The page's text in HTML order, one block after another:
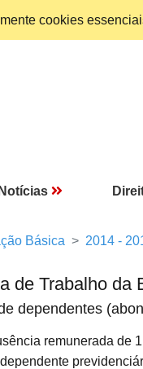
cookies
Notícias
Básica 2014 -
de Trabalho da
dependentes
remunerada de